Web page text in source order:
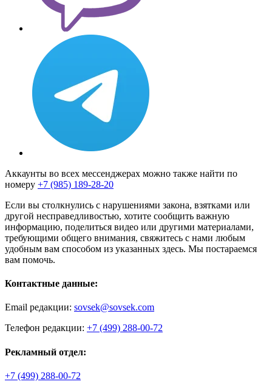
Аккаунты во всех мессенджерах можно также найти по
номеру +7 (985) 189-28-20
Если вы столкнулись с нарушениями закона, взятками или
другой несправедливостью, хотите сообщить важную
информацию, поделиться видео или другими материалами,
требующими общего внимания, свяжитесь с нами любым
удобным вам способом из указанных здесь. Мы постараемся
вам помочь.
Контактные данные:
Email редакции: sovsek@sovsek.com
Телефон редакции: +7 (499) 288-00-72
Рекламный отдел:
+7 (499) 288-00-72